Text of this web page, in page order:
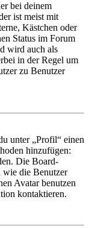
bei deinem
ist meist mit
Kästchen oder
Status im Forum
wird auch als
in der Regel um
zu Benutzer
unter „Profil“ einen
hinzufügen:
Die Board-
wie die Benutzer
Avatar benutzen
kontaktieren.